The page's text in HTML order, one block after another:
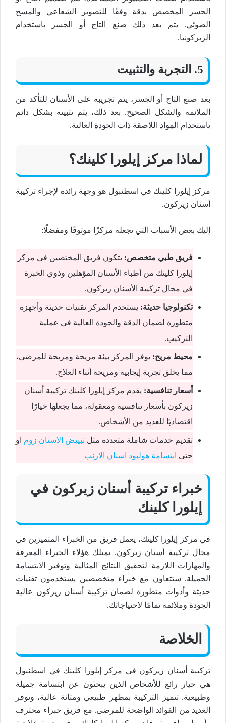
الجسر المخصص بدقة وفقًا للتصوير الشعاعي والمسح
الضوئي. يتم بعد ذلك صنع التاج أو الجسر باستخدام
الزيركونيا.
5. التجربة والتثبيت
بعد صنع التاج أو الجسر، يتم تجريبه على الأسنان للتأكد من
الملائمة والشكل الصحيح. بعد ذلك، يتم تثبيته بشكل دائم
باستخدام المواد اللاصقة ذات الجودة العالية.
لماذا مركز إيلورا كلينك؟
مركز إيلورا كلينك في اسطنبول هو وجهة رائدة لإجراء تركيبة
أسنان زيركون.
إليك بعض الأسباب التي تجعله مركزًا موثوقًا ومفضلًا:
فريق طبي متخصص: يتكون فريق المختصين في مركز
إيلورا كلينك من أطباء الأسنان المؤهلين وذوي الخبرة
في مجال تركيبة الأسنان زيركون.
تكنولوجيا حديثة: يستخدم المركز تقنيات حديثة وأجهزة
متطورة لضمان الدقة والجودة العالية في عملية
التركيب.
محيط مريح: يوفر المركز بيئة مريحة ومريحة للمرضى،
مما يخلق تجربة إيجابية ومريحة أثناء العلاج.
أسعار تنافسية: يقدم مركز إيلورا كلينك تركيبة أسنان
زيركون بأسعار تنافسية ومعقولة، مما يجعلها خيارًا
اقتصاديًا للعديد من الأشخاص.
تقديم خدمات شاملة متعددة مثل تبييض الاسنان زوم او
حتى ابتسامة هوليود اسنان الارنب
خبراء تركيبة أسنان زيركون في
إيلورا كلينك
في مركز إيلورا كلينك، يعمل فريق من الخبراء المتميزين في
مجال تركيبة أسنان زيركون. تمتلك هؤلاء الخبراء المعرفة
والمهارات اللازمة لتحقيق النتائج المثالية وتوفير الابتسامة
الجميلة. ستتعاون مع خبراء متخصصين يستخدمون تقنيات
حديثة وأدوات متطورة لضمان تركيبة أسنان زيركون عالية
الجودة وملائمة تمامًا لاحتياجاتك.
الخلاصة
تركيبة أسنان زيركون في مركز إيلورا كلينك في اسطنبول
هي خيار رائع للأشخاص الذين يبحثون عن ابتسامة جميلة
وطبيعية. تتميز التركيبة بمظهر طبيعي ومتانة عالية، وتوفر
العديد من الفوائد الواضحة للمرضى. مع فريق خبراء محترف